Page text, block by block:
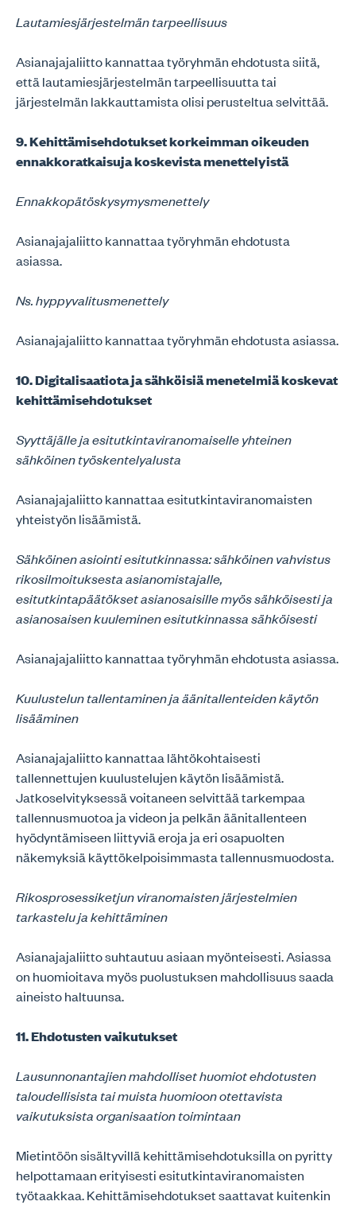
Lautamiesjärjestelmän tarpeellisuus
Asianajajaliitto kannattaa työryhmän ehdotusta siitä,
että lautamiesjärjestelmän tarpeellisuutta tai
järjestelmän lakkauttamista olisi perusteltua selvittää.
9. Kehittämisehdotukset korkeimman oikeuden
ennakkoratkaisuja koskevista menettelyistä
Ennakkopätöskysymysmenettely
Asianajajaliitto kannattaa työryhmän ehdotusta
asiassa.
Ns. hyppyvalitusmenettely
Asianajajaliitto kannattaa työryhmän ehdotusta asiassa.
10. Digitalisaatiota ja sähköisiä menetelmiä koskevat
kehittämisehdotukset
Syyttäjälle ja esitutkintaviranomaiselle yhteinen
sähköinen työskentelyalusta
Asianajajaliitto kannattaa esitutkintaviranomaisten
yhteistyön lisäämistä.
Sähköinen asiointi esitutkinnassa: sähköinen vahvistus
rikosilmoituksesta asianomistajalle,
esitutkintapäätökset asianosaisille myös sähköisesti ja
asianosaisen kuuleminen esitutkinnassa sähköisesti
Asianajajaliitto kannattaa työryhmän ehdotusta asiassa.
Kuulustelun tallentaminen ja äänitallenteiden käytön
lisääminen
Asianajajaliitto kannattaa lähtökohtaisesti
tallennettujen kuulustelujen käytön lisäämistä.
Jatkoselvityksessä voitaneen selvittää tarkempaa
tallennusmuotoa ja videon ja pelkän äänitallenteen
hyödyntämiseen liittyviä eroja ja eri osapuolten
näkemyksiä käyttökelpoisimmasta tallennusmuodosta.
Rikosprosessiketjun viranomaisten järjestelmien
tarkastelu ja kehittäminen
Asianajajaliitto suhtautuu asiaan myönteisesti. Asiassa
on huomioitava myös puolustuksen mahdollisuus saada
aineisto haltuunsa.
11. Ehdotusten vaikutukset
Lausunnonantajien mahdolliset huomiot ehdotusten
taloudellisista tai muista huomioon otettavista
vaikutuksista organisaation toimintaan
Mietintöön sisältyvillä kehittämisehdotuksilla on pyritty
helpottamaan erityisesti esitutkintaviranomaisten
työtaakkaa. Kehittämisehdotukset saattavat kuitenkin